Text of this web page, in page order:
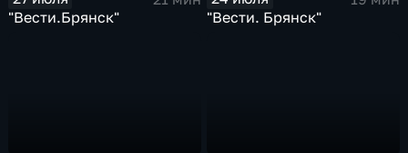
"Вести.Брянск"
"Вести. Брянск"